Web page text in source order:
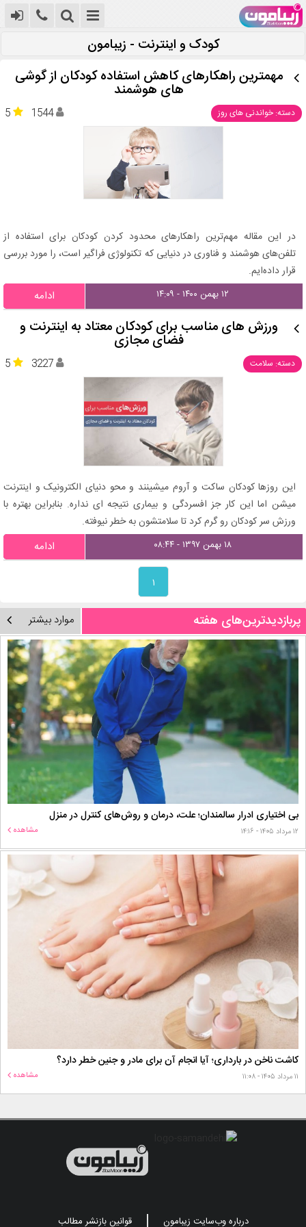
کودک و اینترنت - زیبامون
مهمترین راهکارهای کاهش استفاده کودکان از گوشی
های هوشمند
دسته: خواندنی های روز 5 1544
در این مقاله مهم‌ترین راهکارهای محدود کردن کودکان برای استفاده از
تلفن‌های هوشمند و فناوری در دنیایی که تکنولوژی فراگیر است، را مورد بررسی
قرار داده‌ایم.
۱۲ بهمن ۱۴۰۰ - ۱۴:۰۹ ادامه
ورزش های مناسب برای کودکان معتاد به اینترنت و
فضای مجازی
دسته: سلامت 5 3227
این روزها کودکان ساکت و آروم میشینند و محو دنیای الکترونیک و اینترنت
میشن اما این کار جز افسردگی و بیماری نتیجه ای نداره. بنابراین بهتره با
ورزش سر کودکان رو گرم کرد تا سلامتشون به خطر نیوفته.
۱۸ بهمن ۱۳۹۷ - ۰۸:۴۴ ادامه
۱
پربازدیدترین‌های هفته موارد بیشتر
بی اختیاری ادرار سالمندان؛ علت، درمان و روش‌های کنترل در منزل
۱۲ مرداد ۱۴۰۵ - ۱۴:۱۶ مشاهده
کاشت ناخن در بارداری؛ آیا انجام آن برای مادر و جنین خطر دارد؟
۱۱ مرداد ۱۴۰۵ - ۱۱:۰۸ مشاهده
درباره وب‌سایت زیبامون قوانین بازنشر مطالب